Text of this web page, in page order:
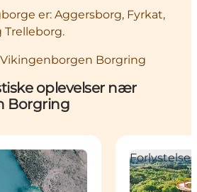
er: Aggersborg, Fyrkat,
Borgring
oplevelser nær
Borgring
mio år gamle fossilerSkovtårnet